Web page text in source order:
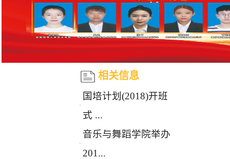
相关信息
·
国培计划(2018)开班
式 ...
·
音乐与舞蹈学院举办
201...